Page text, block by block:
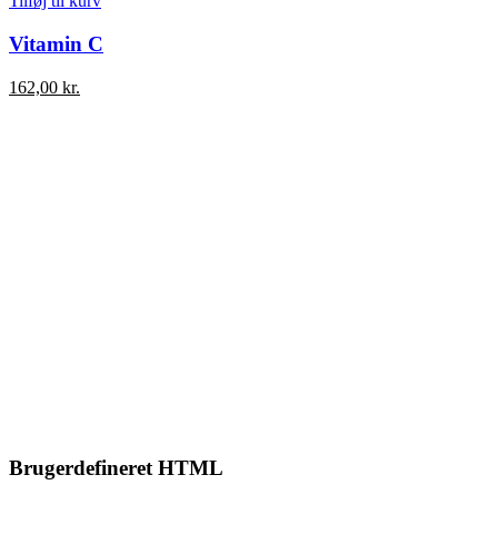
Vitamin C
162,00 kr.
Brugerdefineret HTML